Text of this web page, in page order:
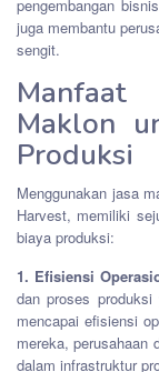
pengembangan
juga membantu
sengit.
Maklon
Produksi
Menggunakan jasa
Harvest, memiliki
biaya produksi:
1. Efisiensi
dan proses produksi
mencapai efisiensi
mereka, perusahaan
dalam infrastruktur